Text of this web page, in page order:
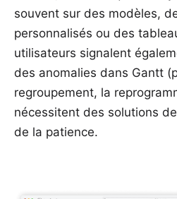
souvent sur des modèles,
personnalisés ou des
utilisateurs signalent
des anomalies dans Gantt
regroupement, la
nécessitent des solutions
de la patience.